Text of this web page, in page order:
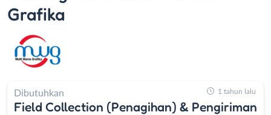
Grafika
Dibutuhkan
Field Collection (Penagihan) & Pengiriman
1 tahun lalu